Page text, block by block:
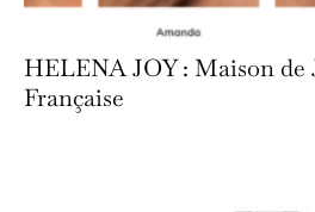
HELENA JOY : Maison de
Française